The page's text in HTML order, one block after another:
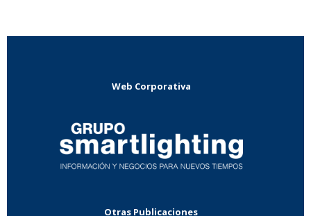
Web Corporativa
Otras Publicaciones